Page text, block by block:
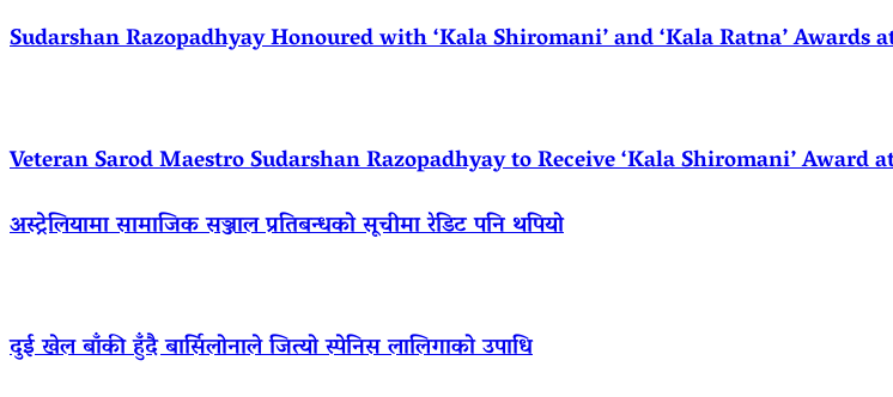
Sudarshan Razopadhyay Honoured with ‘Kala Shiromani’ and ‘Kala Ratna’
Veteran Sarod Maestro Sudarshan Razopadhyay to Receive ‘Kala Shiromani’
अस्ट्रेलियामा सामाजिक सञ्जाल प्रतिबन्धको सूचीमा रेडिट पनि थपियो
दुई खेल बाँकी हुँदै बार्सिलोनाले जित्यो स्पेनिस लालिगाको उपाधि